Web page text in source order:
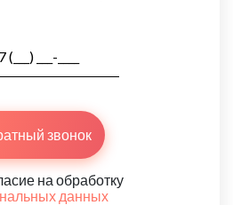
звонок
на обработку
данных